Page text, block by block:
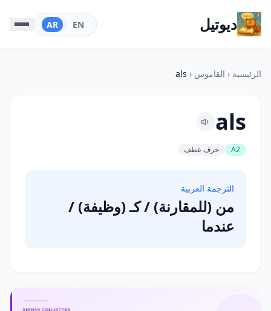
ديوتيل EN
|
AR
الرئيسية ‹ القاموس ‹
als
als
A2 حرف عطف
الترجمة العربية
من (للمقارنة) / كـ (وظيفة) /
عندما